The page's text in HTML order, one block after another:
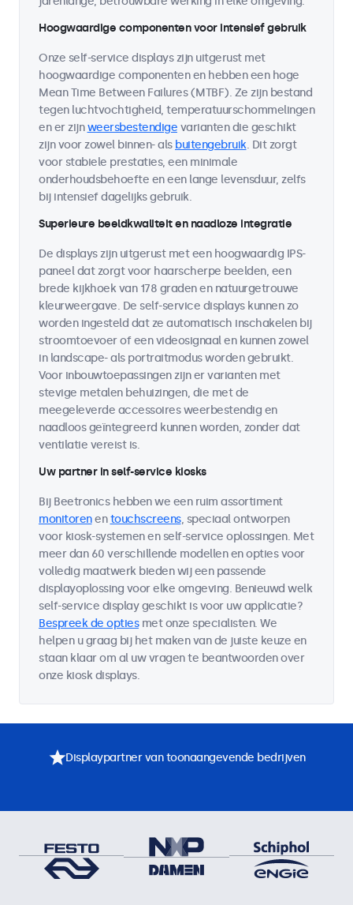
Hoogwaardige componenten voor intensief gebruik
Onze self-service displays zijn uitgerust met
hoogwaardige componenten en hebben een hoge
Mean Time Between Failures (MTBF). Ze zijn bestand
tegen luchtvochtigheid, temperatuurschommelingen
en er zijnweersbestendige varianten die geschikt
zijn voor zowel binnen- als buitengebruik. Dit zorgt
voor stabiele prestaties, een minimale
onderhoudsbehoefte en een lange levensduur, zelfs
bij intensief dagelijks gebruik.
Superieure beeldkwaliteit en naadloze integratie
De displays zijn uitgerust met een hoogwaardig IPS-
paneel dat zorgt voor haarscherpe beelden, een
brede kijkhoek van 178 graden en natuurgetrouwe
kleurweergave. De self-service displays kunnen zo
worden ingesteld dat ze automatisch inschakelen bij
stroomtoevoer of een videosignaal en kunnen zowel
in landscape- als portraitmodus worden gebruikt.
Voor inbouwtoepassingen zijn er varianten met
stevige metalen behuizingen, die met de
meegeleverde accessoires weerbestendig en
naadloos geïntegreerd kunnen worden, zonder dat
ventilatie vereist is.
Uw partner in self-service kiosks
Bij Beetronics hebben we een ruim assortiment
monitorenentouchscreens, speciaal ontworpen
voor kiosk-systemen en self-service oplossingen. Met
meer dan 60 verschillende modellen en opties voor
volledig maatwerk bieden wij een passende
displayoplossing voor elke omgeving. Benieuwd welk
self-service display geschikt is voor uw applicatie?
Bespreek de optiesmet onze specialisten. We
helpen u graag bij het maken van de juiste keuze en
staan klaar om al uw vragen te beantwoorden over
onze kiosk displays.
Displaypartner van toonaangevende bedrijven